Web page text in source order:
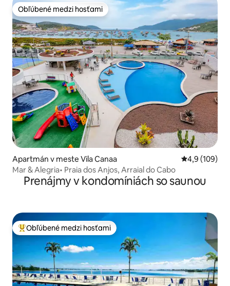
Obľúbené medzi hosťami
Obľúbené medzi hosťami
Apartmán v meste Vila Canaa Priemerné
4,9 (109)
Mar & Alegria• Praia dos Anjos, Arraial do Cabo
Prenájmy v kondomíniách so saunou
Najobľúbenejšie medzi hosťami
Obľúbené medzi hosťami